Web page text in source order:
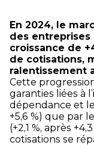
En 2024, le
des entreprises
croissance de
de cotisations,
ralentissement
Cette
garanties liées à
dépendance et
+5,6 %) que par
(+2,1 %, après
cotisations se